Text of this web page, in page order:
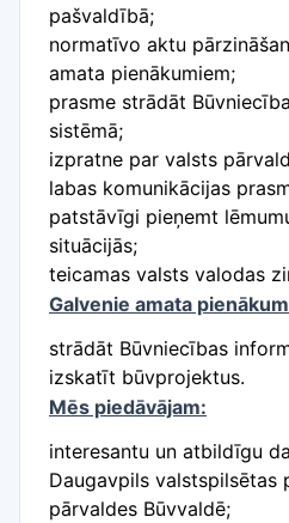
pašvaldībā;
normatīvo aktu
amata pienākumiem;
prasme strādāt
sistēmā;
izpratne par valsts
labas komunikācijas
patstāvīgi pieņemt
situācijās;
teicamas valsts valodas
Galvenie amata
strādāt Būvniecības
izskatīt būvprojektus.
Mēs piedāvājam:
interesantu un atbildīgu
Daugavpils valstspilsētas
pārvaldes Būvvaldē;